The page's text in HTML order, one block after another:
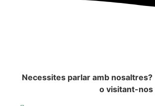
Necessites parlar amb nosaltres?
o visitant-nos